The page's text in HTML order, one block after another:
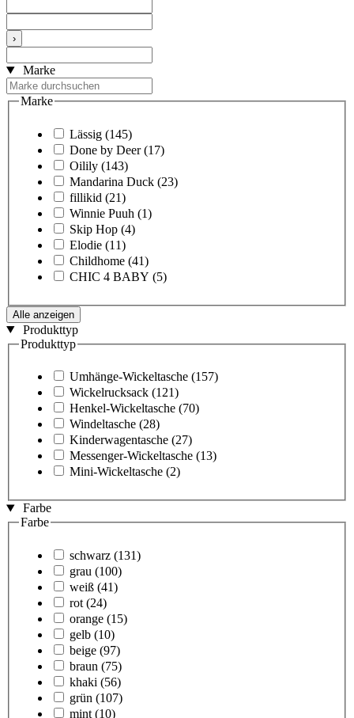
›
Marke
Marke
Lässig (145)
Done by Deer (17)
Oilily (143)
Mandarina Duck (23)
fillikid (21)
Winnie Puuh (1)
Skip Hop (4)
Elodie (11)
Childhome (41)
CHIC 4 BABY (5)
Alle anzeigen
Produkttyp
Produkttyp
Umhänge-Wickeltasche (157)
Wickelrucksack (121)
Henkel-Wickeltasche (70)
Windeltasche (28)
Kinderwagentasche (27)
Messenger-Wickeltasche (13)
Mini-Wickeltasche (2)
Farbe
Farbe
schwarz (131)
grau (100)
weiß (41)
rot (24)
orange (15)
gelb (10)
beige (97)
braun (75)
khaki (56)
grün (107)
mint (10)